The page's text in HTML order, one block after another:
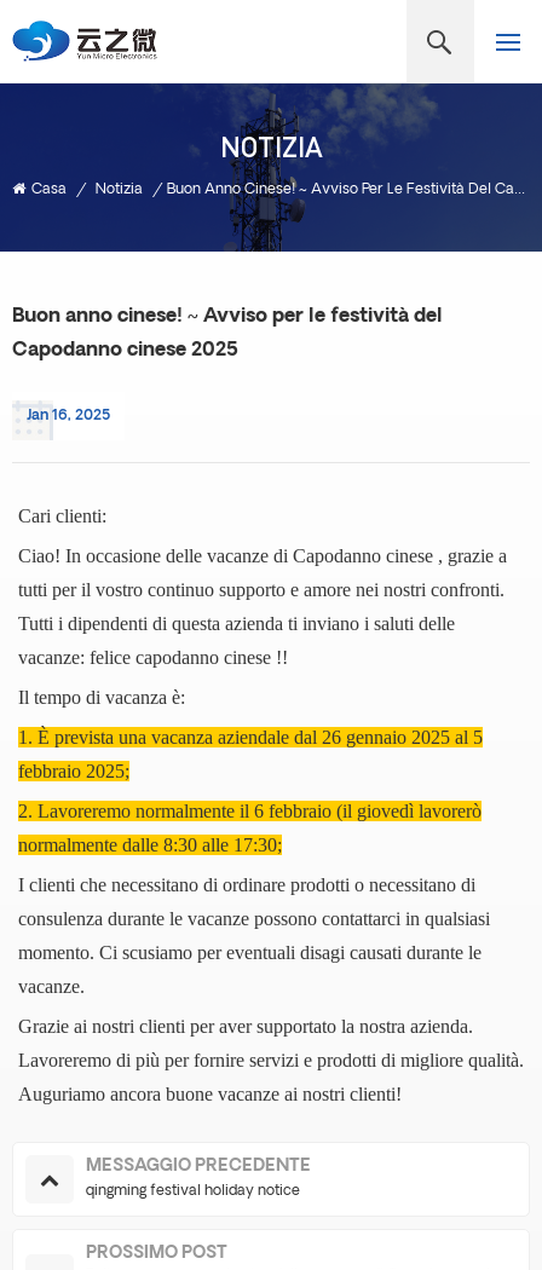
NOTIZIA
Casa / Notizia / Buon Anno Cinese! ~ Avviso Per Le Festività Del Capodanno Cinese 2025
Buon anno cinese! ~ Avviso per le festività del
Capodanno cinese 2025
Jan 16, 2025
Cari clienti:
Ciao! In occasione delle vacanze di Capodanno cinese , grazie a
tutti per il vostro continuo supporto e amore nei nostri confronti.
Tutti i dipendenti di questa azienda ti inviano i saluti delle
vacanze: felice capodanno cinese !!
Il tempo di vacanza è:
1. È prevista una vacanza aziendale dal 26 gennaio 2025 al 5
febbraio 2025;
2. Lavoreremo normalmente il 6 febbraio (il giovedì lavorerò
normalmente dalle 8:30 alle 17:30;
I clienti che necessitano di ordinare prodotti o necessitano di
consulenza durante le vacanze possono contattarci in qualsiasi
momento. Ci scusiamo per eventuali disagi causati durante le
vacanze.
Grazie ai nostri clienti per aver supportato la nostra azienda.
Lavoreremo di più per fornire servizi e prodotti di migliore qualità.
Auguriamo ancora buone vacanze ai nostri clienti!
MESSAGGIO PRECEDENTE
qingming festival holiday notice
PROSSIMO POST